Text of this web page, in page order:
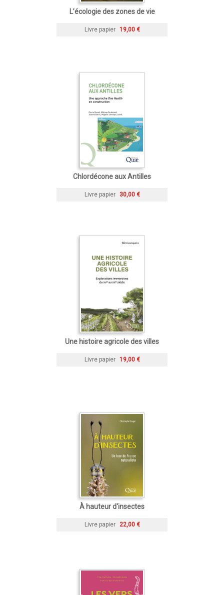
L’écologie des zones de vie
Livre papier 19,00 €
Chlordécone aux Antilles
Livre papier 30,00 €
Une histoire agricole des villes
Livre papier 19,00 €
À hauteur d'insectes
Livre papier 22,00 €